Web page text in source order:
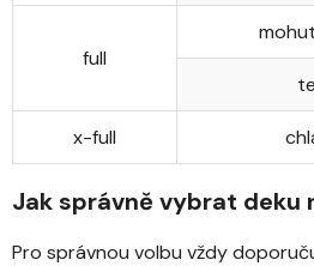
full
x-full
Jak správně vybrat deku
Pro správnou volbu vždy